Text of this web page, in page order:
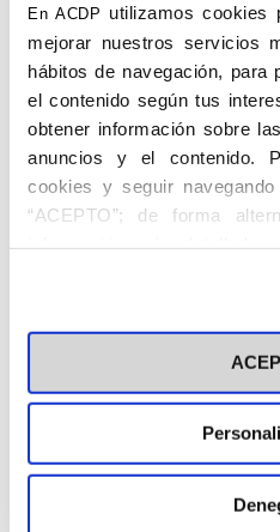
En ACDP utilizamos cookies
mejorar nuestros servicios
hábitos de navegación, para
el contenido según tus
obtener información sobre
anuncios y el contenido.
cookies y seguir
“ACEPTO”; de forma
información más detallada
en el botón "Personalizar".
visitar nuestra Política de
Presidente del
Industriales en 1964.
de Información y
1965. Gobernador
Álava en 1966,
Sebastián y luego de
1976 Gobernador Civil
Procurador en Cortes
representante de la
y Consejero
Ingresó en el Centro
Inscrito en 1949, pasó
1955. Fue Secretario
entre 1949 y 1954.
FUENTES: Boletín de